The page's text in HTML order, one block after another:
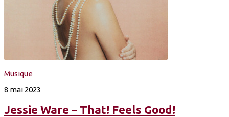
Musique
8 mai 2023
Jessie Ware – That! Feels Good!